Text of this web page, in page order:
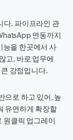
다. 파이프라인 관
연동까지
능을 한곳에서 사
고, 바로 업무에
강점입니다.
으로 하고 있어, 높
유연하게 확장할
원클릭 업그레이